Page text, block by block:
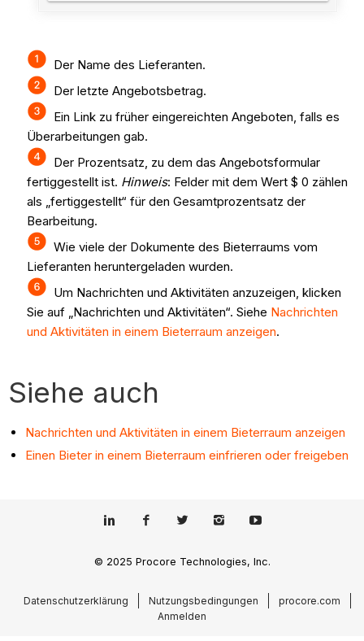
Der Name des Lieferanten.
Der letzte Angebotsbetrag.
Ein Link zu früher eingereichten Angeboten, falls es
Überarbeitungen gab.
Der Prozentsatz, zu dem das Angebotsformular
fertiggestellt ist. Hinweis: Felder mit dem Wert $ 0 zählen
als „fertiggestellt“ für den Gesamtprozentsatz der
Bearbeitung.
Wie viele der Dokumente des Bieterraums vom
Lieferanten heruntergeladen wurden.
Um Nachrichten und Aktivitäten anzuzeigen, klicken
Sie auf „Nachrichten und Aktivitäten“. Siehe Nachrichten
und Aktivitäten in einem Bieterraum anzeigen.
Siehe auch
Nachrichten und Aktivitäten in einem Bieterraum anzeigen
Einen Bieter in einem Bieterraum einfrieren oder freigeben
© 2025 Procore Technologies, Inc.
Datenschutzerklärung Nutzungsbedingungen
procore.com
Anmelden